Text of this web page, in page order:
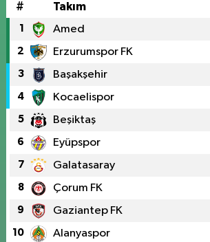
# Takım
1 Amed
2 Erzurumspor FK
3 Başakşehir
4 Kocaelispor
5 Beşiktaş
6 Eyüpspor
7 Galatasaray
8 Çorum FK
9 Gaziantep FK
10 Alanyaspor